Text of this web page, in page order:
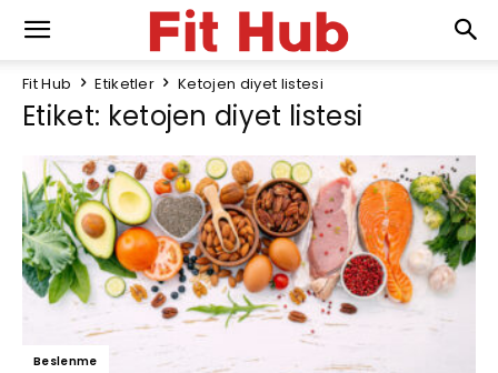
Fit Hub Etiketler Ketojen diyet listesi
Etiket: ketojen diyet listesi
Beslenme